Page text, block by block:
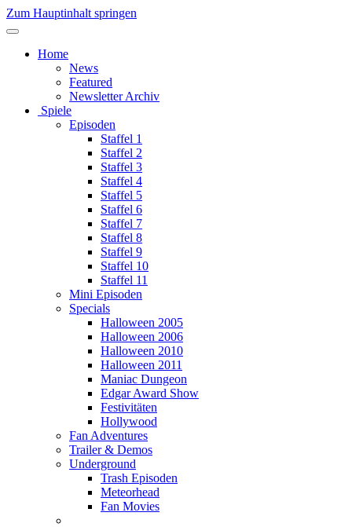
Zum Hauptinhalt springen
Home
News
Featured
Newsletter Archiv
Spiele
Episoden
Staffel 1
Staffel 2
Staffel 3
Staffel 4
Staffel 5
Staffel 6
Staffel 7
Staffel 8
Staffel 9
Staffel 10
Staffel 11
Mini Episoden
Specials
Halloween 2005
Halloween 2006
Halloween 2010
Halloween 2011
Maniac Dungeon
Edgar Award Show
Festivitäten
Hollywood
Fan Adventures
Trailer & Demos
Underground
Trash Episoden
Meteorhead
Fan Movies